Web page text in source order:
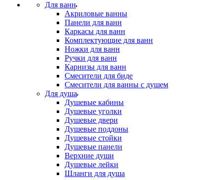
Для ванн
Акриловые ванны
Панели для ванн
Каркасы для ванн
Комплектующие для ванн
Ножки для ванн
Ручки для ванн
Карнизы для ванн
Смесители для биде
Смесители для ванны с душем
Для душа
Душевые кабины
Душевые уголки
Душевые двери
Душевые поддоны
Душевые стойки
Душевые панели
Верхние души
Душевые лейки
Шланги для душа